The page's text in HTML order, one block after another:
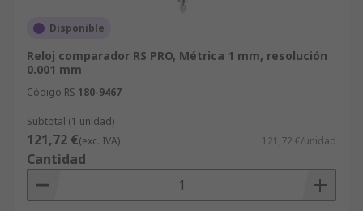
Disponible
Reloj comparador RS PRO, Métrica 1 mm, resolución
0.001 mm
Código RS 180-9467
Subtotal (1 unidad)
121,72 €(exc. IVA) 121,72 €/unidad
Cantidad